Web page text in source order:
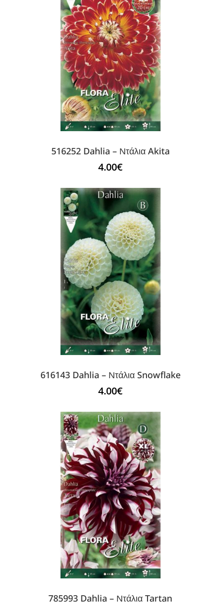
516252 Dahlia – Ντάλια Akita
4.00€
616143 Dahlia – Ντάλια Snowflake
4.00€
785993 Dahlia – Ντάλια Tartan